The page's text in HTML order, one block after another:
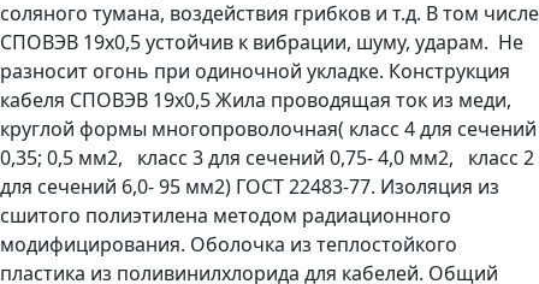
соляного тумана, воздействия грибков и т.д. В том числе
СПОВЭВ 19х0,5 устойчив к вибрации, шуму, ударам. Не
разносит огонь при одиночной укладке. Конструкция
кабеля СПОВЭВ 19х0,5 Жила проводящая ток из меди,
круглой формы многопроволочная( класс 4 для сечений
0,35; 0,5 мм2, класс 3 для сечений 0,75- 4,0 мм2, класс 2
для сечений 6,0- 95 мм2) ГОСТ 22483-77. Изоляция из
сшитого полиэтилена методом радиационного
модифицирования. Оболочка из теплостойкого
пластика из поливинилхлорида для кабелей. Общий